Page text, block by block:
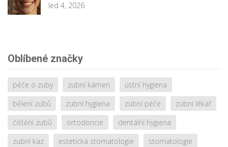
led 4, 2026
Oblíbené značky
péče o zuby zubní kámen
ústní hygiena
bělení zubů
zubní hygiena zubní péče
zubní lékař
čištění zubů
ortodoncie
dentální hygiena
zubní kaz
estetická stomatologie
stomatologie